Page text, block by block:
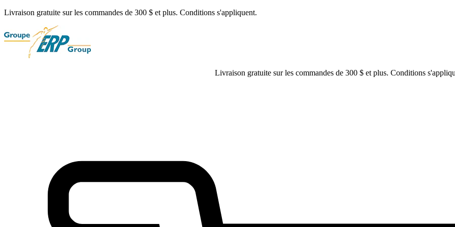
Livraison gratuite sur les commandes de 300 $ et plus. Conditions s'appliquent.
Livraison gratuite sur les commandes de 300 $ et plus. Conditions